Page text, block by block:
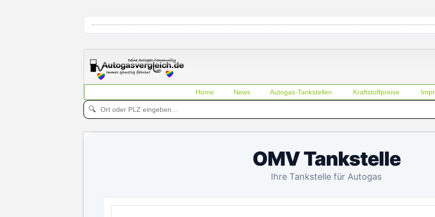
Home News Autogas-Tankstellen Kraftstoffpreise
🔍
OMV Tankstelle
Ihre Tankstelle für Autogas